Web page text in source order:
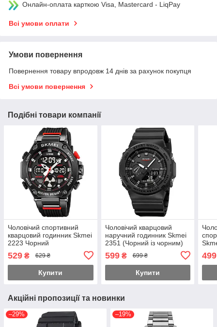
Онлайн-оплата карткою Visa, Mastercard - LiqPay
Всі умови оплати
Умови повернення
Повернення товару впродовж 14 днів за рахунок покупця
Всі умови повернення
Подібні товари компанії
Чоловічий спортивний
кварцовий годинник Skmei
2223 Чорний
529 ₴ 629 ₴
Купити
Чоловічий кварцовий
наручний годинник Skmei
2351 (Чорний із чорним)
599₴ 699 ₴
Купити
499
Акційні пропозиції та новинки
–29% –19%